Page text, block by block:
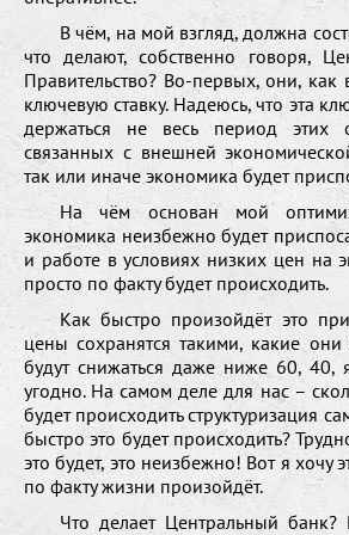
В чём, на мой взгляд, должна
что делают, собственно говоря,
Правительство? Во-первых, они, как
ключевую ставку. Надеюсь, что эта
держаться не весь период этих
связанных с внешней
так или иначе экономика будет
На чём основан мой
экономика неизбежно будет
и работе в условиях низких цен на
просто по факту будет происходить.
Как быстро произойдёт это
цены сохранятся такими, какие они
будут снижаться даже ниже 60, 40,
угодно. На самом деле для нас –
будет происходить структуризация
быстро это будет происходить?
это будет, это неизбежно! Вот я хочу
по факту жизни произойдёт.
Что делает Центральный